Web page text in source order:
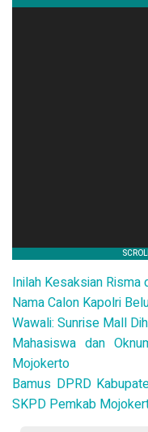
Inilah Kesaksian Risma
Nama Calon Kapolri
Wawali: Sunrise Mall
Mahasiswa dan
Mojokerto
Bamus DPRD
SKPD Pemkab